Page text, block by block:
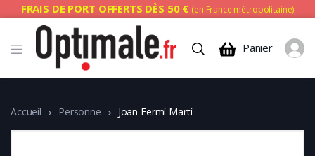
FRAIS DE PORT OFFERTS DÈS 50 € (en France métropolitaine)
Panier
Accueil Personne Joan Fermí Martí